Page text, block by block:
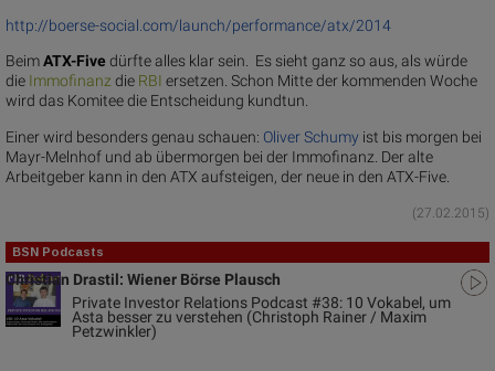
http://boerse-social.com/launch/performance/atx/2014
BeimATX-Five dürfte alles klar sein. Es sieht ganz so aus, als würde
die Immofinanzdie RBI ersetzen. Schon Mitte der kommenden Woche
wird das Komitee die Entscheidung kundtun.
Einer wird besonders genau schauen: Oliver Schumy ist bis morgen bei
Mayr-Melnhof und ab übermorgen bei der Immofinanz. Der alte
Arbeitgeber kann in den ATX aufsteigen, der neue in den ATX-Five.
(27.02.2015)
BSN Podcasts
Christian Drastil: Wiener Börse Plausch
Private Investor Relations Podcast #38: 10 Vokabel, um
Asta besser zu verstehen (Christoph Rainer / Maxim
Petzwinkler)